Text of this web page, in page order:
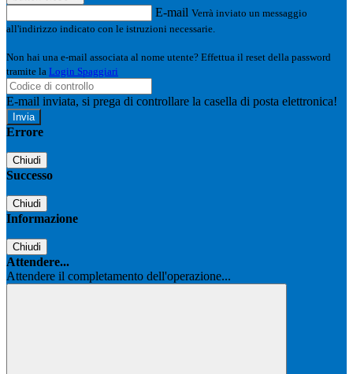
E-mail Verrà inviato un messaggio
all'indirizzo indicato con le istruzioni necessarie.
Non hai una e-mail associata al nome utente? Effettua il reset della password
tramite la Login Spaggiari
E-mail inviata, si prega di controllare la casella di posta elettronica!
Errore
Chiudi
Successo
Chiudi
Informazione
Chiudi
Attendere...
Attendere il completamento dell'operazione...